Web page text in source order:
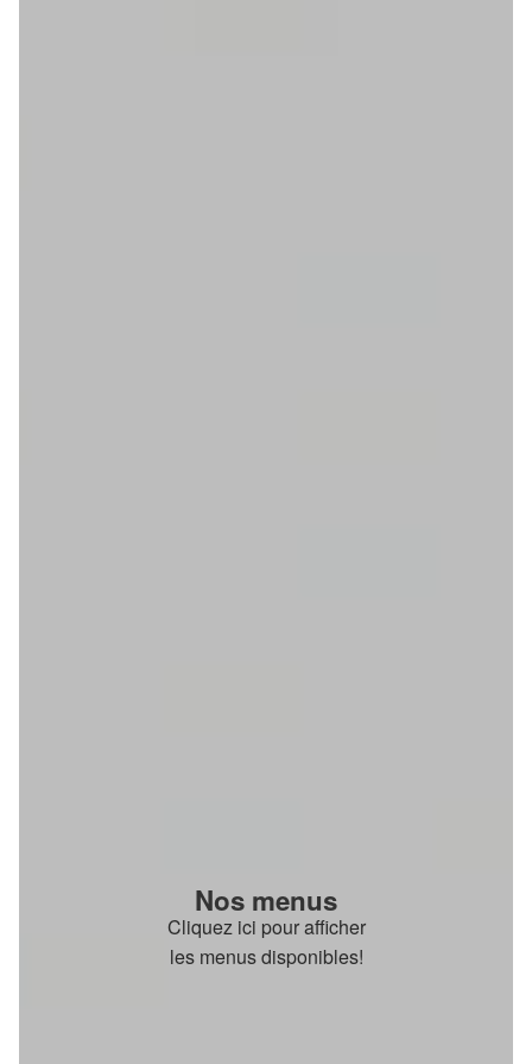
Nos menus
Cliquez ici pour afficher
les menus disponibles!